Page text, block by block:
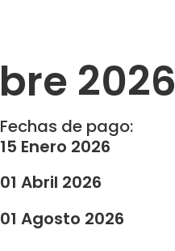
2026
Fechas de pago:
15 Enero 2026
01 Abril 2026
01 Agosto 2026